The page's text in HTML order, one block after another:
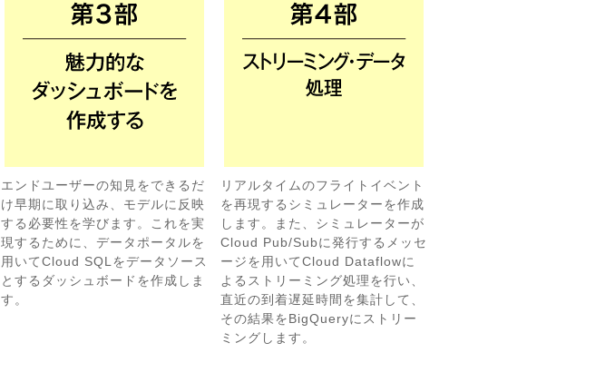
エンドユーザーの知見をできるだ
け早期に取り込み、モデルに反映
する必要性を学びます。これを実
現するために、データポータルを
用いてCloud SQLをデータソース
とするダッシュボードを作成しま
す。
リアルタイムのフライトイベント
を再現するシミュレーターを作成
します。また、シミュレーターが
Cloud Pub/Subに発行するメッセ
ージを用いてCloud Dataflowに
よるストリーミング処理を行い、
直近の到着遅延時間を集計して、
その結果をBigQueryにストリー
ミングします。